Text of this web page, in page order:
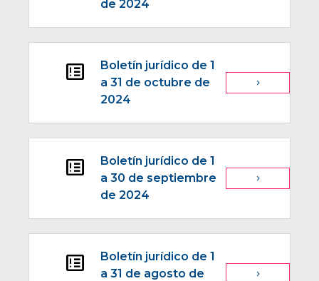
de 2024
breaking_news
Boletín jurídico de 1
a 31 de octubre de
2024
navigate_next
breaking_news
Boletín jurídico de 1
a 30 de septiembre
de 2024
navigate_next
breaking_news
Boletín jurídico de 1
a 31 de agosto de
navigate_next